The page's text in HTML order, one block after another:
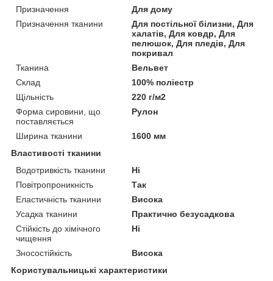
Призначення
Для дому
Призначення тканини
Для постільної білизни, Для
халатів, Для ковдр, Для
пелюшок, Для пледів, Для
покривал
Тканина
Вельвет
Склад
100% поліестр
Щільність
220 г/м2
Форма сировини, що
поставляється
Рулон
Ширина тканини
1600 мм
Властивості тканини
Водотривкість тканини
Ні
Повітропроникність
Так
Еластичність тканини
Висока
Усадка тканини
Практично безусадкова
Стійкість до хімічного
чищення
Ні
Зносостійкість
Висока
Користувальницькі характеристики